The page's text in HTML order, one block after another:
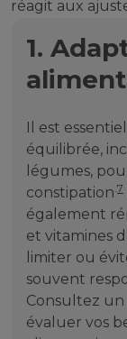
réagit aux
1.
Il est
équilibrée,
légumes,
constipation 7
également
et vitamines
limiter ou
souvent
Consultez
évaluer vos